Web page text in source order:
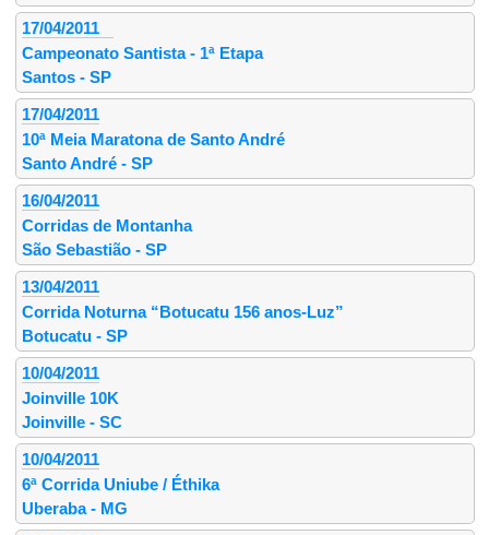
17/04/2011
Campeonato Santista - 1ª Etapa
Santos - SP
17/04/2011
10ª Meia Maratona de Santo André
Santo André - SP
16/04/2011
Corridas de Montanha
São Sebastião - SP
13/04/2011
Corrida Noturna “Botucatu 156 anos-Luz”
Botucatu - SP
10/04/2011
Joinville 10K
Joinville - SC
10/04/2011
6ª Corrida Uniube / Éthika
Uberaba - MG